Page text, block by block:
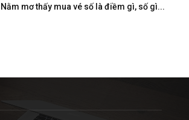
Nằm mơ thấy mua vé số là điềm gì, số gì...